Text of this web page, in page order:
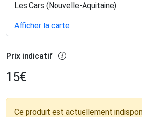
Les Cars (Nouvelle-Aquitaine)
Afficher la carte
Prix indicatif
15€
Ce produit est actuellement